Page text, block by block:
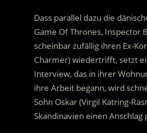
Dass parallel dazu die
Game Of Thrones, Inspector
scheinbar zufällig ihren Ex-
Charmer) wiedertrifft, setzt
Interview, das in ihrer
ihre Arbeit begann, wird
Sohn Oskar (Virgil Katring-
Skandinavien einen